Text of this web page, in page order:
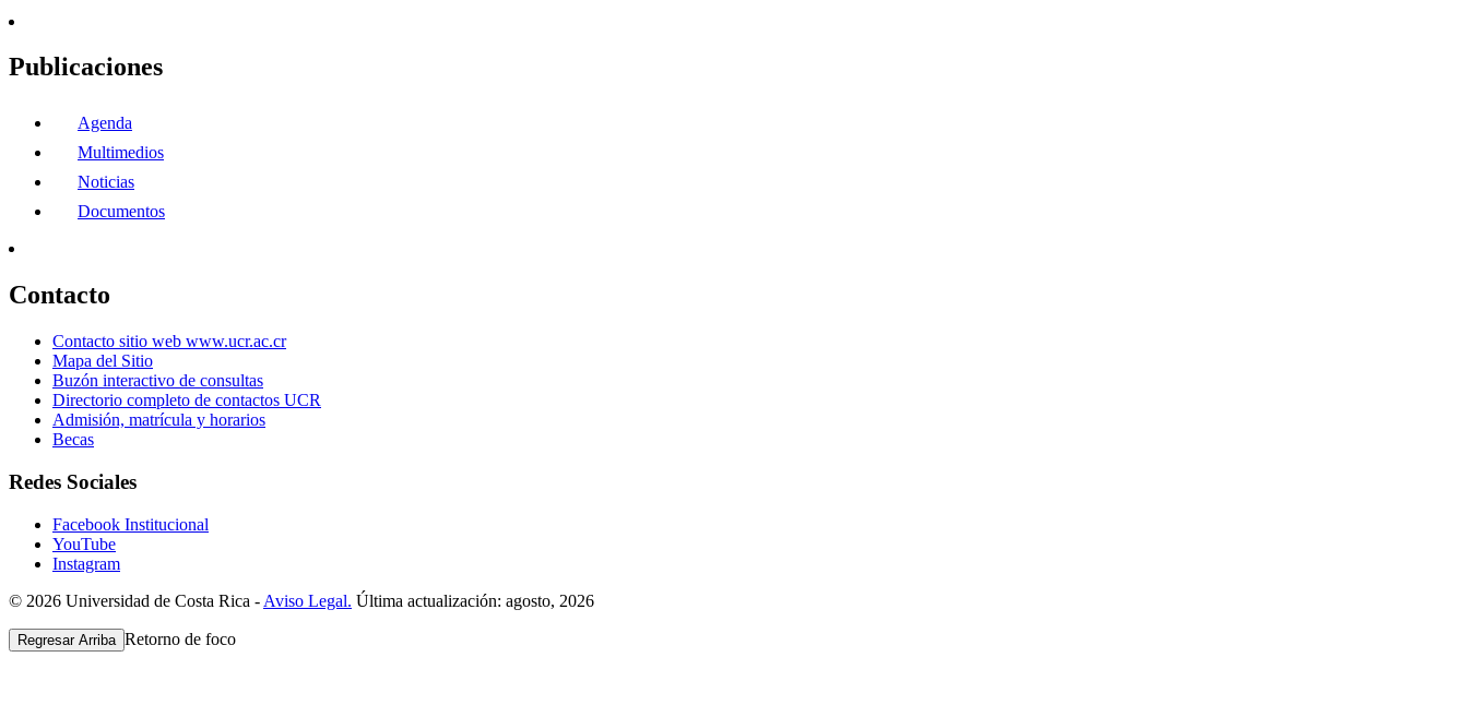
Publicaciones
Agenda
Multimedios
Noticias
Documentos
Contacto
Contacto sitio web www.ucr.ac.cr
Mapa del Sitio
Buzón interactivo de consultas
Directorio completo de contactos UCR
Admisión, matrícula y horarios
Becas
Redes Sociales
Facebook Institucional
YouTube
Instagram
© 2026 Universidad de Costa Rica - Aviso Legal. Última actualización: agosto, 2026
Regresar Arriba Retorno de foco